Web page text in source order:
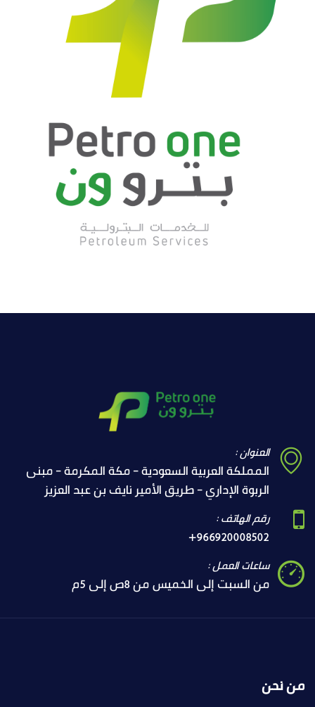
العنوان :
المملكة العربية السعودية - مكة المكرمة - مبنى
الربوة الإداري - طريق الأمير نايف بن عبد العزيز
رقم الهاتف :
+966920008502
ساعات العمل :
من السبت إلى الخميس من 8ص إلى 5م
من نحن